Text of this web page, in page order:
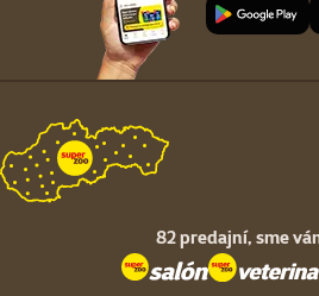
82 predajní, sme